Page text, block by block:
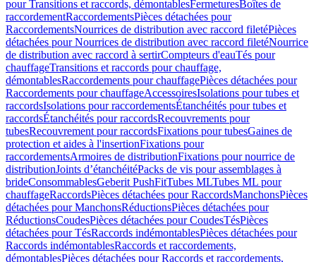
pour Transitions et raccords, démontablesFermeturesBoîtes de
raccordementRaccordementsPièces détachées pour
RaccordementsNourrices de distribution avec raccord filetéPièces
détachées pour Nourrices de distribution avec raccord filetéNourrice
de distribution avec raccord à sertirCompteurs d'eauTés pour
chauffageTransitions et raccords pour chauffage,
démontablesRaccordements pour chauffagePièces détachées pour
Raccordements pour chauffageAccessoiresIsolations pour tubes et
raccordsIsolations pour raccordementsÉtanchéités pour tubes et
raccordsÉtanchéités pour raccordsRecouvrements pour
tubesRecouvrement pour raccordsFixations pour tubesGaines de
protection et aides à l'insertionFixations pour
raccordementsArmoires de distributionFixations pour nourrice de
distributionJoints d’étanchéitéPacks de vis pour assemblages à
brideConsommablesGeberit PushFitTubes MLTubes ML pour
chauffageRaccordsPièces détachées pour RaccordsManchonsPièces
détachées pour ManchonsRéductionsPièces détachées pour
RéductionsCoudesPièces détachées pour CoudesTésPièces
détachées pour TésRaccords indémontablesPièces détachées pour
Raccords indémontablesRaccords et raccordements,
démontablesPièces détachées pour Raccords et raccordements,